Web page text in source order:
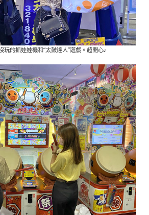
的抓娃娃機和“太鼓達人”遊戲。超開心♪